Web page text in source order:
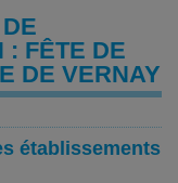
: FÊTE DE
DE VERNAY
établissements